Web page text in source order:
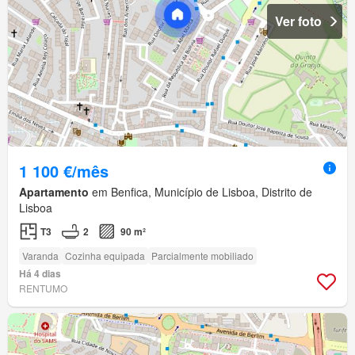
Ver foto
1 100 €/mês
Apartamento em Benfica, Município de Lisboa, Distrito de
Lisboa
T3 2 90 m²
Varanda Cozinha equipada Parcialmente mobiliado
Há 4 dias
RENTUMO